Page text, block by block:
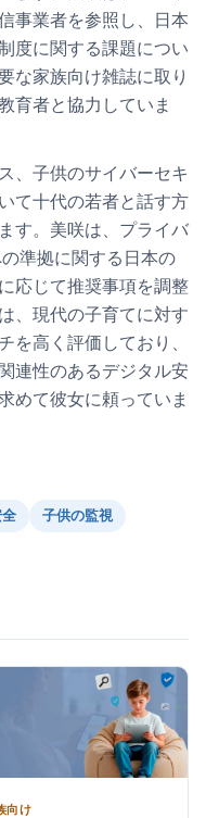
事業者を参照し、日本
度に関する課題につい
な家族向け雑誌に取り
育者と協力していま
、子供のサイバーセキ
て十代の若者と話す方
す。美咲は、プライバ
準拠に関する日本の
応じて推奨事項を調整
、現代の子育てに対す
を高く評価しており、
連性のあるデジタル安
めて彼女に頼っていま
子供の監視
向け